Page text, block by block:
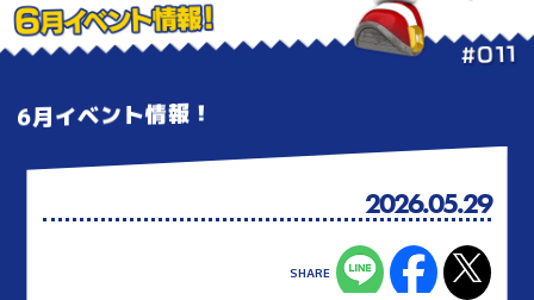
6月イベント情報！
2026.05.29